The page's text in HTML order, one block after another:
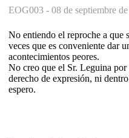
EOG003 - 08 de septiembre
No entiendo el reproche a que
veces que es conveniente dar
acontecimientos peores.
No creo que el Sr. Leguina
derecho de expresión, ni
espero.